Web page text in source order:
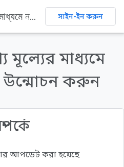
আঞ্চলিক পণ্য মূল্যের মাধ্যমে নতুন বাজার উন্মোচন করুন সাইন-ইন করুন
মাধ্যমে
উন্মোচন করুন
আপডেট করা হয়েছে